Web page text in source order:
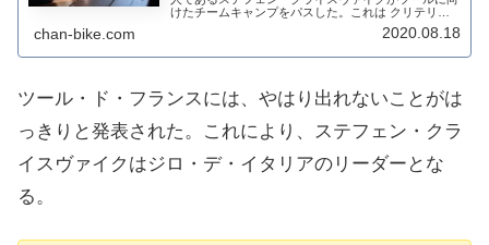
けたチームキャンプをパスした。これは クリテリウ
ム・デュ・ドーフィネ第4ステージでクラッシュして
肩を脱臼したため。ツールまであと10日...
chan-bike.com 2020.08.18
ツール・ド・フランスには、やはり出れないことがは
っきりと発表された。これにより、ステフェン・クラ
イスヴァイクはジロ・デ・イタリアのリーダーとな
る。